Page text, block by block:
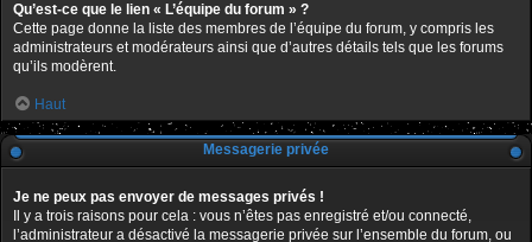
Qu’est-ce que le lien « L’équipe du forum » ?
Cette page donne la liste des membres de l’équipe du forum, y compris les
administrateurs et modérateurs ainsi que d’autres détails tels que les forums
qu’ils modèrent.
Haut
Messagerie privée
Je ne peux pas envoyer de messages privés !
Il y a trois raisons pour cela : vous n’êtes pas enregistré et/ou connecté,
l’administrateur a désactivé la messagerie privée sur l’ensemble du forum, ou